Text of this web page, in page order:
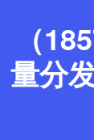
（
量分